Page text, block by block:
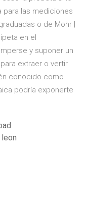
para las mediciones
o de Mohr |
en el
y suponer un
extraer o vertir
conocido como
podría exponerte